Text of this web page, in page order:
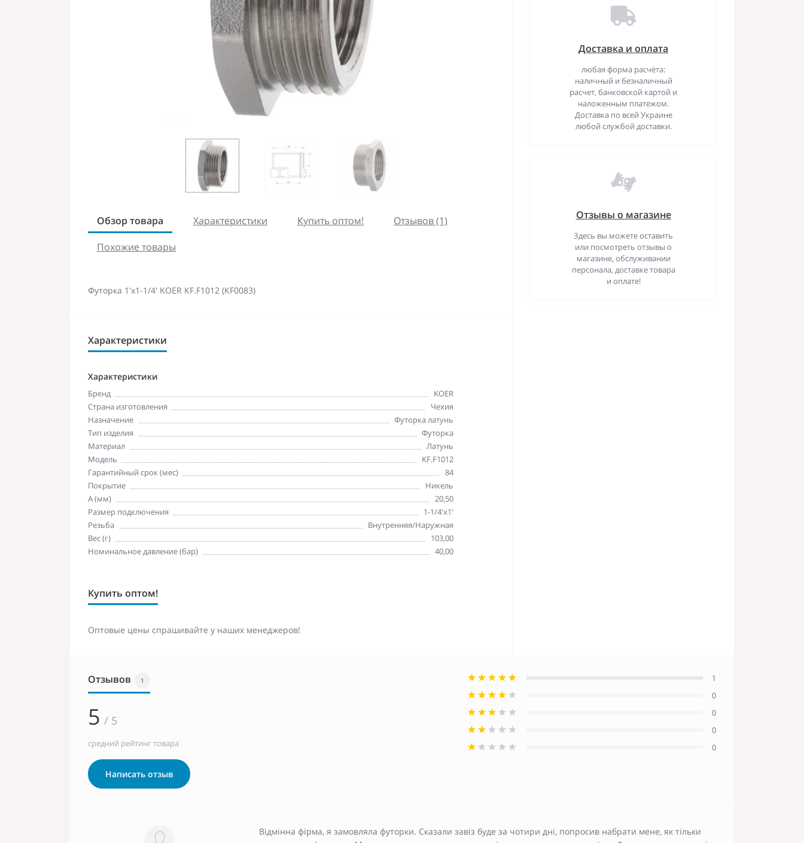
Обзор товара Характеристики Купить оптом!
Отзывов (1)
Похожие товары
Футорка 1'х1-1/4' KOER KF.F1012 (KF0083)
Характеристики
Характеристики
Бренд
KOER
Страна изготовления
Чехия
Назначение
Футорка латунь
Тип изделия
Футорка
Материал
Латунь
Модель
KF.F1012
Гарантийный срок (мес)
84
Покрытие
Никель
A (мм)
20,50
Размер подключения
1-1/4'х1'
Резьба
Внутренняя/Наружная
Вес (г)
103,00
Номинальное давление (бар)
40,00
Купить оптом!
Оптовые цены спрашивайте у наших менеджеров!
Доставка и оплата
любая форма расчёта:
наличный и безналичный
расчет, банковской картой и
наложенным платежом.
Доставка по всей Украине
любой службой доставки.
Отзывы о магазине
Здесь вы можете оставить
или посмотреть отзывы о
магазине, обслуживании
персонала, доставке товара
и оплате!
Отзывов 1
5 / 5
средний рейтинг товара
Написать отзыв
1
0
0
0
0
Відмінна фірма, я замовляла футорки. Сказали завіз буде за чотири дні, попросив набрати мене, як тільки